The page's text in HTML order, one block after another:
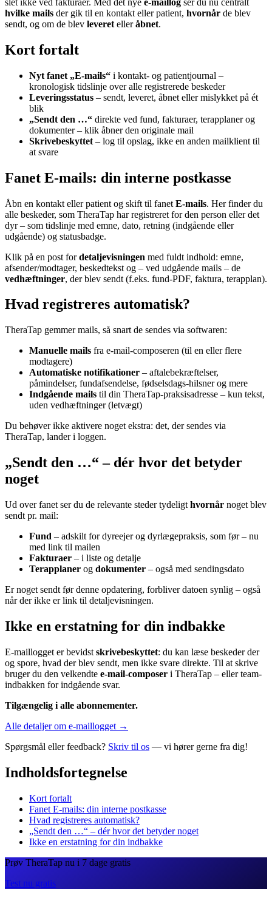
slet ikke ved fakturaer. Med det nye e-maillog ser du nu centralt
hvilke mails der gik til en kontakt eller patient, hvornår de blev
sendt, og om de blev leveret elleråbnet.
Kort fortalt
Nyt fanet „E-mails“ i kontakt- og patientjournal –
kronologisk tidslinje over alle registrerede beskeder
Leveringsstatus – sendt, leveret, åbnet eller mislykket på ét
blik
„Sendt den …“ direkte ved fund, fakturaer, terapplaner og
dokumenter – klik åbner den originale mail
Skrivebeskyttet – log til opslag, ikke en anden mailklient til
at svare
Fanet E-mails: din interne postkasse
Åbn en kontakt eller patient og skift til fanet E-mails. Her finder du
alle beskeder, som TheraTap har registreret for den person eller det
dyr – som tidslinje med emne, dato, retning (indgående eller
udgående) og statusbadge.
Klik på en post fordetaljevisningen med fuldt indhold: emne,
afsender/modtager, beskedtekst og – ved udgående mails – de
vedhæftninger, der blev sendt (f.eks. fund-PDF, faktura, terapplan).
Hvad registreres automatisk?
TheraTap gemmer mails, så snart de sendes via softwaren:
Manuelle mails fra e-mail-composeren (til en eller flere
modtagere)
Automatiske notifikationer – aftalebekræftelser,
påmindelser, fundafsendelse, fødselsdags-hilsner og mere
Indgående mails til din TheraTap-praksisadresse – kun tekst,
uden vedhæftninger (letvægt)
Du behøver ikke aktivere noget ekstra: det, der sendes via
TheraTap, lander i loggen.
„Sendt den …“ – dér hvor det betyder
noget
Ud over fanet ser du de relevante steder tydeligt hvornår noget blev
sendt pr. mail:
Fund – adskilt for dyreejer og dyrlægepraksis, som før – nu
med link til mailen
Fakturaer – i liste og detalje
Terapplaner og dokumenter – også med sendingsdato
Er noget sendt før denne opdatering, forbliver datoen synlig – også
når der ikke er link til detaljevisningen.
Ikke en erstatning for din indbakke
E-maillogget er bevidst skrivebeskyttet: du kan læse beskeder der
og spore, hvad der blev sendt, men ikke svare direkte. Til at skrive
bruger du den velkendte e-mail-composer i TheraTap – eller team-
indbakken for indgående svar.
Tilgængelig i alle abonnementer.
Alle detaljer om e-maillogget →
Spørgsmål eller feedback? Skriv til os — vi hører gerne fra dig!
Indholdsfortegnelse
Kort fortalt
Fanet E-mails: din interne postkasse
Hvad registreres automatisk?
„Sendt den …“ – dér hvor det betyder noget
Ikke en erstatning for din indbakke
Prøv TheraTap nu i 7 dage gratis
Test nu gratis